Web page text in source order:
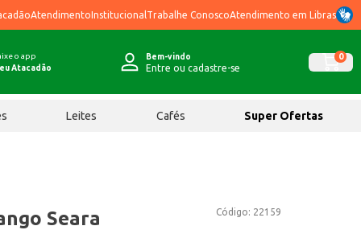
AtendimentoInstitucional Trabalhe ConoscoAtendimento em Libras
o app
Atacadão
Bem-vindo
Entre ou cadastre-se
0
Leites Cafés Super Ofertas
Código: 22159
Seara